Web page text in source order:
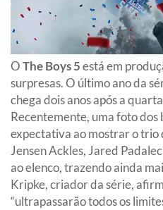
OThe Boys 5está em
surpresas. O último ano da
chega dois anos após a
Recentemente, uma foto
expectativa ao mostrar o trio
Jensen Ackles, Jared
ao elenco, trazendo ainda
Kripke, criador da série,
“ultrapassarão todos os